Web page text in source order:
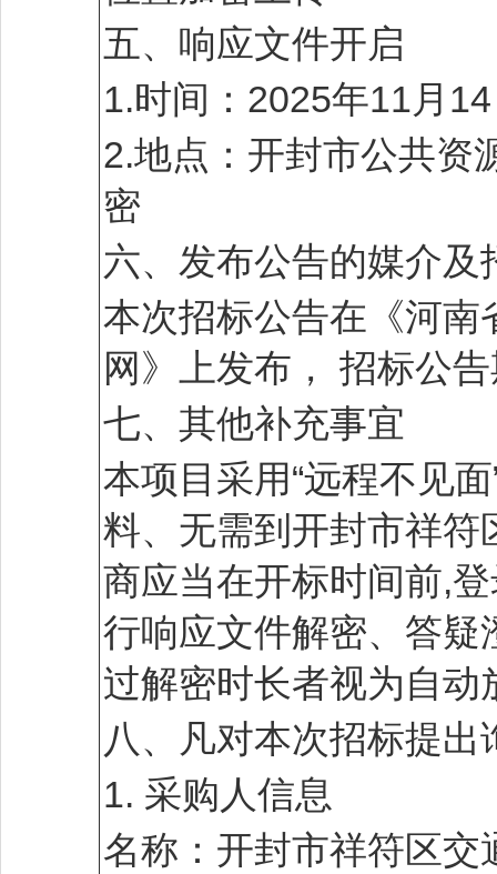
五、响应文件开启
1.时间：2025年11月
2.地点：开封市公共资
密
六、发布公告的媒介及
本次招标公告在《河南
网》上发布， 招标公
七、其他补充事宜
本项目采用“远程不见
料、无需到开封市祥符
商应当在开标时间前,
行响应文件解密、答疑
过解密时长者视为自动
八、凡对本次招标提
1. 采购人信息
名称：开封市祥符区